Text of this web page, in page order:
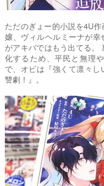
ただのぎょー的小説を4U
嬢、ヴィルヘルミーナが幸
がアキバではもう出てる。
化するため、平民と無理
で、オビは『強くて凛々
讐劇！』。